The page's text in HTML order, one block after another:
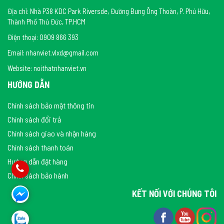
Địa chỉ: Nhà P38 KDC Park Riversde, Đường Bưng Ông Thoàn, P. Phú Hữu,
Thành Phố Thủ Đức, TP.HCM
Điện thoại: 0909 866 393
Email: nhanviet.vlxd@gmail.com
Website: noithatnhanviet.vn
HƯỚNG DẪN
Chính sách bảo mật thông tin
Chính sách đổi trả
Chính sách giao và nhận hàng
Chính sách thanh toán
Hướng dẫn đặt hàng
Chính sách bảo hành
KẾT NỐI VỚI CHÚNG TÔI